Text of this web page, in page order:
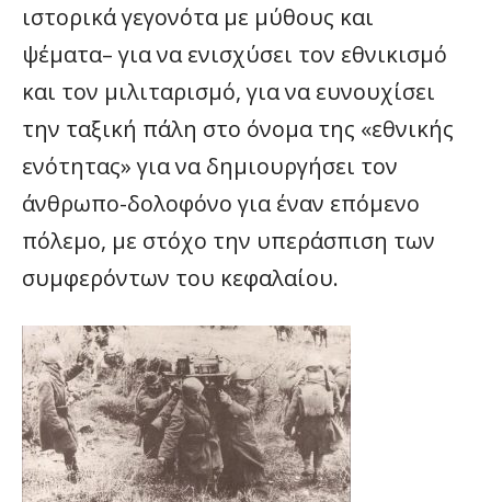
ιστορικά γεγονότα με μύθους και
ψέματα– για να ενισχύσει τον εθνικισμό
και τον μιλιταρισμό, για να ευνουχίσει
την ταξική πάλη στο όνομα της «εθνικής
ενότητας» για να δημιουργήσει τον
άνθρωπο-δολοφόνο για έναν επόμενο
πόλεμο, με στόχο την υπεράσπιση των
συμφερόντων του κεφαλαίου.